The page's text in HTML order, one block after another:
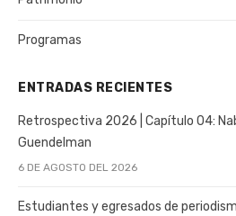
Programas
ENTRADAS RECIENTES
Retrospectiva 2026 | Capítulo 04:
Guendelman
6 DE AGOSTO DEL 2026
Estudiantes y egresados de